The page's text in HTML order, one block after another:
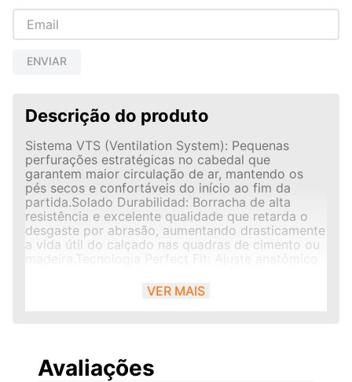
ENVIAR
Descrição do produto
Sistema VTS (Ventilation System): Pequenas
perfurações estratégicas no cabedal que
garantem maior circulação de ar, mantendo os
pés secos e confortáveis do início ao fim da
partida.Solado Durabilidad: Borracha de alta
resistência e excelente qualidade que retarda o
desgaste por abrasão, aumentando drasticamente
a vida útil do calçado nas quadras de cimento ou
madeira.Tecnologia Perfect Fit: Ajuste anatômico
nas mudanças rápidas de direção e
arrancadas.Proteção Extra (Toe Box): Reforço na
VER MAIS
Avaliações